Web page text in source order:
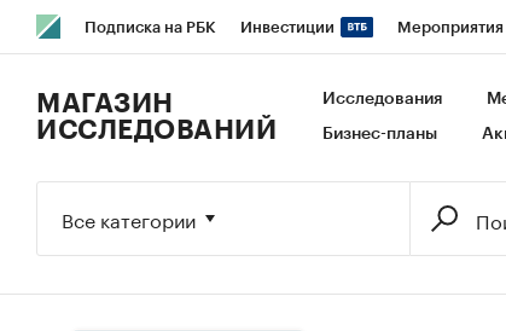
Подписка на РБК Инвестиции Мероприятия
Исследования Кредитные рейтинги Франшизы
МАГАЗИН
ИССЛЕДОВАНИЙ
Исследования
Бизнес-планы
Все категории